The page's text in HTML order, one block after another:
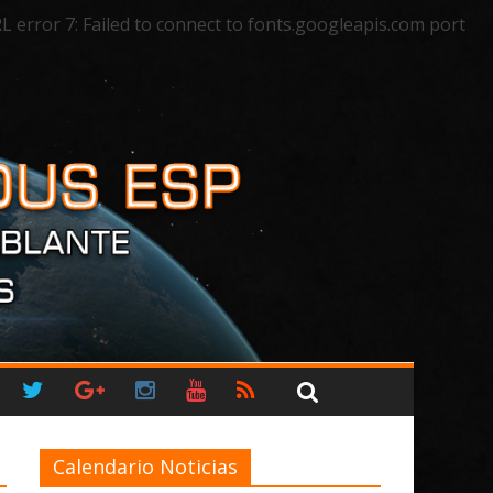
error 7: Failed to connect to fonts.googleapis.com port
Calendario Noticias